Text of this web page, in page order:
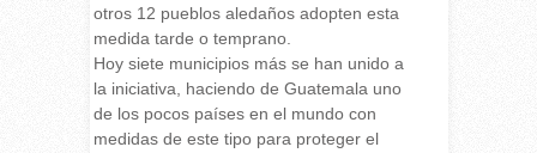
otros 12 pueblos aledaños adopten esta
medida tarde o temprano.
Hoy siete municipios más se han unido a
la iniciativa, haciendo de Guatemala uno
de los pocos países en el mundo con
medidas de este tipo para proteger el